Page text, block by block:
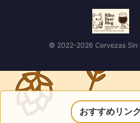
© 2022-2026 Cervezas Sin
おすすめリンク